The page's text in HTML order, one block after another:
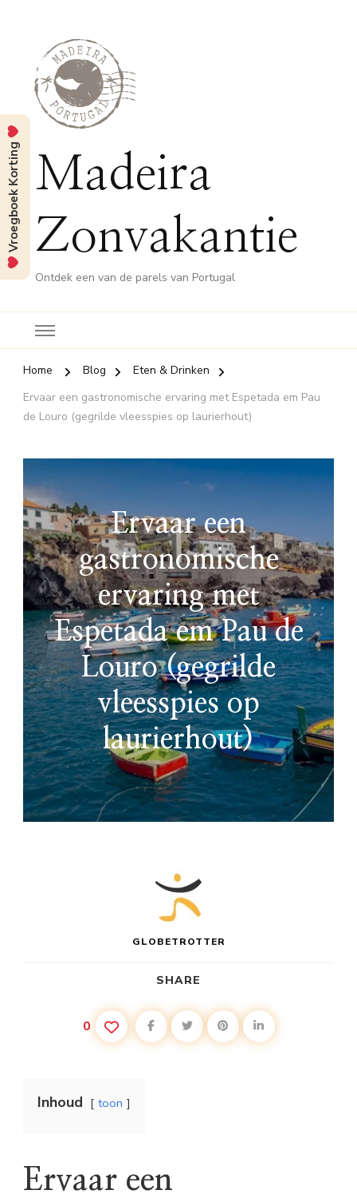
Madeira
Zonvakantie
Ontdek een van de parels van Portugal
Home Blog
Eten & Drinken
Ervaar een gastronomische ervaring met Espetada em Pau
de Louro (gegrilde vleesspies op laurierhout)
Ervaar een
gastronomische
ervaring met
Espetada em Pau de
Louro (gegrilde
vleesspies op
laurierhout)
GLOBETROTTER
SHARE
0
Inhoud toon
Ervaar een
Vroegboek Korting